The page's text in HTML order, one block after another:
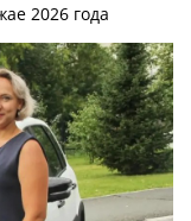
2026 года